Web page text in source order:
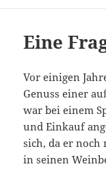
Eine
Vor einigen
Genuss einer
war bei einem
und Einkauf
sich, da er noch
in seinen